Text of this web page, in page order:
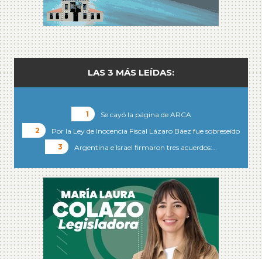
LAS 3 MÁS LEÍDAS:
Se cayó la página de ARCA
Por la Ley de Inocencia Fiscal Lázaro Báez fue sobreseído
Argentina e Israel firmaron tres acuerdos:…